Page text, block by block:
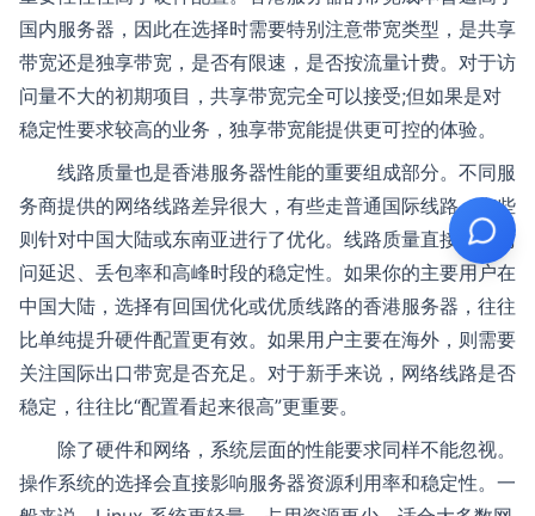
国内服务器，因此在选择时需要特别注意带宽类型，是共享
带宽还是独享带宽，是否有限速，是否按流量计费。对于访
问量不大的初期项目，共享带宽完全可以接受;但如果是对
稳定性要求较高的业务，独享带宽能提供更可控的体验。
线路质量也是香港服务器性能的重要组成部分。不同服
务商提供的网络线路差异很大，有些走普通国际线路，有些
则针对中国大陆或东南亚进行了优化。线路质量直接影响访
问延迟、丢包率和高峰时段的稳定性。如果你的主要用户在
中国大陆，选择有回国优化或优质线路的香港服务器，往往
比单纯提升硬件配置更有效。如果用户主要在海外，则需要
关注国际出口带宽是否充足。对于新手来说，网络线路是否
稳定，往往比“配置看起来很高”更重要。
除了硬件和网络，系统层面的性能要求同样不能忽视。
操作系统的选择会直接影响服务器资源利用率和稳定性。一